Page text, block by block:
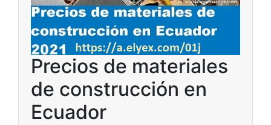
Precios de materiales
de construcción en
Ecuador